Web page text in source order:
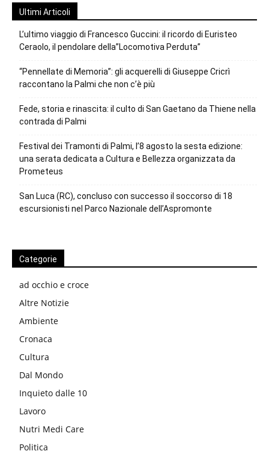
Ultimi Articoli
L’ultimo viaggio di Francesco Guccini: il ricordo di Euristeo
Ceraolo, il pendolare della”Locomotiva Perduta”
“Pennellate di Memoria”: gli acquerelli di Giuseppe Cricrì
raccontano la Palmi che non c’è più
Fede, storia e rinascita: il culto di San Gaetano da Thiene nella
contrada di Palmi
Festival dei Tramonti di Palmi, l’8 agosto la sesta edizione:
una serata dedicata a Cultura e Bellezza organizzata da
Prometeus
San Luca (RC), concluso con successo il soccorso di 18
escursionisti nel Parco Nazionale dell’Aspromonte
Categorie
ad occhio e croce
Altre Notizie
Ambiente
Cronaca
Cultura
Dal Mondo
Inquieto dalle 10
Lavoro
Nutri Medi Care
Politica